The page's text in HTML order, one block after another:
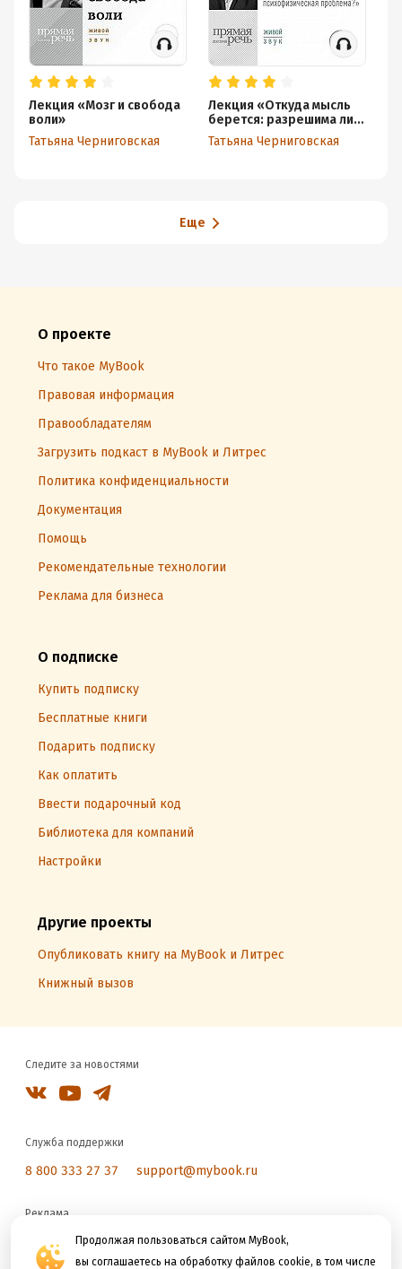
Продолжая пользоваться сайтом MyBook,
вы соглашаетесь на обработку файлов cookie, в том числе
Лекция «Мозг и свобода
воли»
Татьяна Черниговская
Лекция «Откуда мысль
берется: разрешима ли
психофизическая
проблема»
Татьяна Черниговская
Еще
О проекте
Что такое MyBook
Правовая информация
Правообладателям
Загрузить подкаст в MyBook и Литрес
Политика конфиденциальности
Документация
Помощь
Рекомендательные технологии
Реклама для бизнеса
О подписке
Купить подписку
Бесплатные книги
Подарить подписку
Как оплатить
Ввести подарочный код
Библиотека для компаний
Настройки
Другие проекты
Опубликовать книгу на MyBook и Литрес
Книжный вызов
Следите за новостями
Служба поддержки
8 800 333 27 37 support@mybook.ru
Реклама
reklama@litres.ru